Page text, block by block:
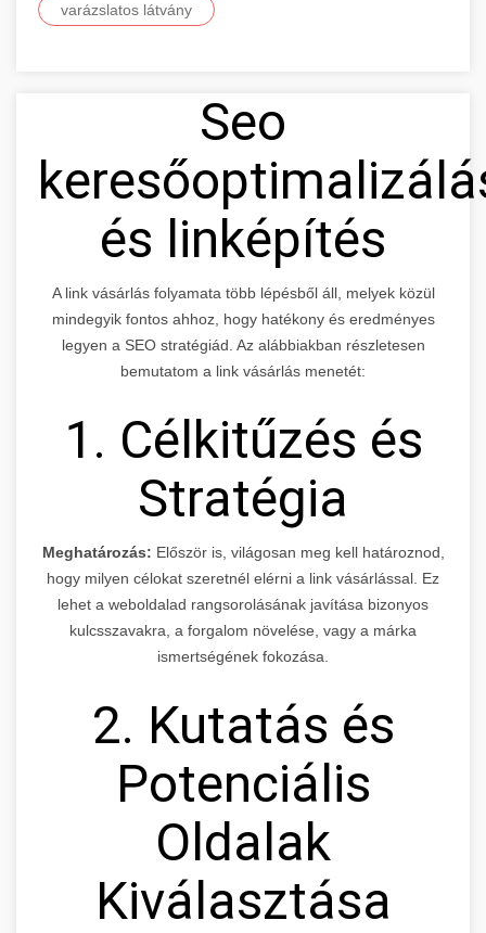
varázslatos látvány
Seo
és linképítés
A link vásárlás folyamata több lépésből áll, melyek közül
mindegyik fontos ahhoz, hogy hatékony és eredményes
legyen a SEO stratégiád. Az alábbiakban részletesen
bemutatom a link vásárlás menetét:
1. Célkitűzés és
Stratégia
Meghatározás: Először is, világosan meg kell határoznod,
hogy milyen célokat szeretnél elérni a link vásárlással. Ez
lehet a weboldalad rangsorolásának javítása bizonyos
kulcsszavakra, a forgalom növelése, vagy a márka
ismertségének fokozása.
2. Kutatás és
Potenciális
Oldalak
Kiválasztása